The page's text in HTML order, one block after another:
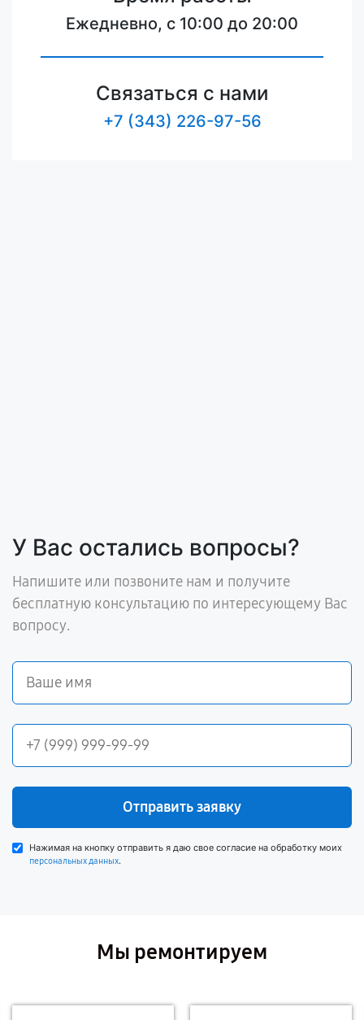
Ежедневно, с 10:00 до 20:00
Связаться с нами
+7 (343) 226-97-56
У Вас остались вопросы?
Напишите или позвоните нам и получите
бесплатную консультацию по интересующему Вас
вопросу.
Отправить заявку
Нажимая на кнопку отправить я даю свое согласие на обработку моих
персональных данных.
Мы ремонтируем